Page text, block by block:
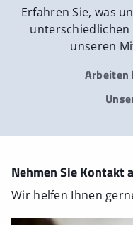
Externe
Erfahren Sie, was
unseren
Arbeiten
Nehmen Sie Kontakt
Wir helfen Ihnen